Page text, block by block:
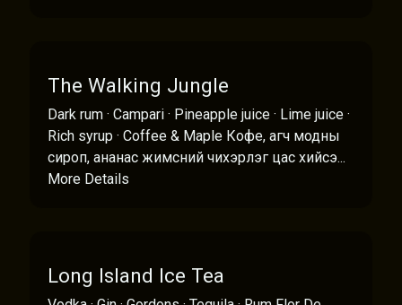
The Walking Jungle
Dark rum · Campari · Pineapple juice · Lime juice ·
Rich syrup · Coffee & Maple Кофе, агч модны
сироп, ананас жимсний чихэрлэг цас хийсэ...
More Details
Long Island Ice Tea